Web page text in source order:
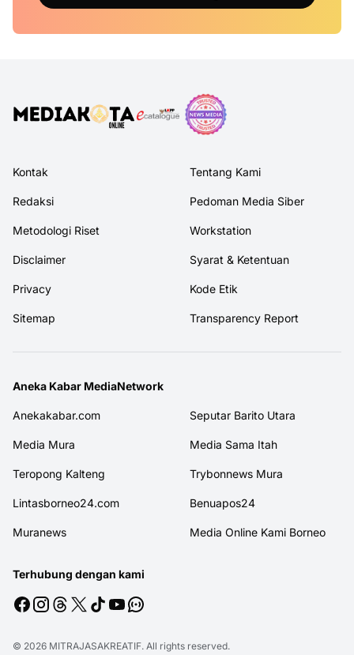
Kontak Tentang Kami
Redaksi Pedoman Media Siber
Metodologi Riset Workstation
Disclaimer Syarat & Ketentuan
Privacy Kode Etik
Sitemap Transparency Report
Aneka Kabar MediaNetwork
Anekakabar.com Seputar Barito Utara
Media Mura Media Sama Itah
Teropong Kalteng Trybonnews Mura
Lintasborneo24.com Benuapos24
Muranews Media Online Kami Borneo
Terhubung dengan kami
© 2026 MITRAJASAKREATIF. All rights reserved.